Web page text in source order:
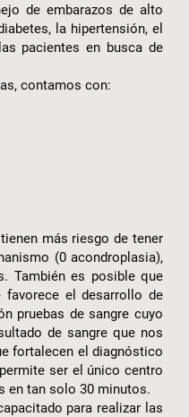
de embarazos de alto
la hipertensión, el
pacientes en busca de
contamos con:
más riesgo de tener
(0 acondroplasia),
También es posible que
favorece el desarrollo de
pruebas de sangre cuyo
de sangre que nos
fortalecen el diagnóstico
ser el único centro
en tan solo 30 minutos.
para realizar las